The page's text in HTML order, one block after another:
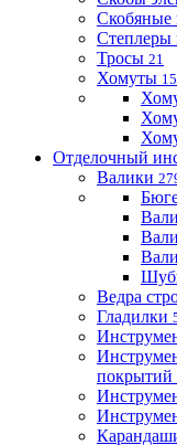
Скобяные
Степлеры
Тросы 21
Хомуты
Отделочный
Валики
Ведра
Гладилки
покрытий